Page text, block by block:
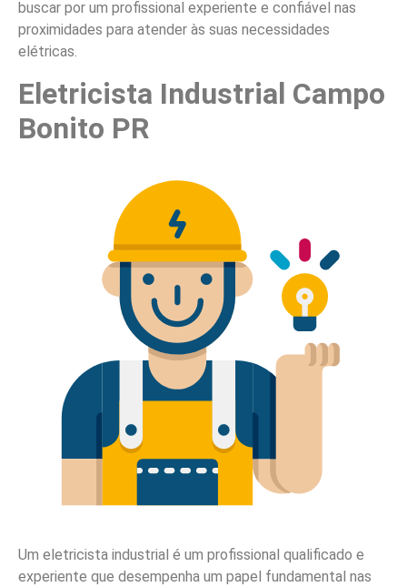
buscar por um profissional experiente e confiável nas
proximidades para atender às suas necessidades
elétricas.
Eletricista Industrial Campo
Bonito PR
Um eletricista industrial é um profissional qualificado e
experiente que desempenha um papel fundamental nas